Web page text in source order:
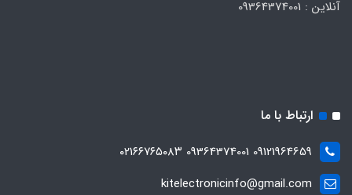
ارتباط با ما
09121964659 09364374001 ۰۲۱۶۶۷۶۵۰۸۳
kitelectronicinfo@gmail.com